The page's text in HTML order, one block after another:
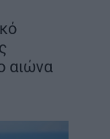
αιώνα